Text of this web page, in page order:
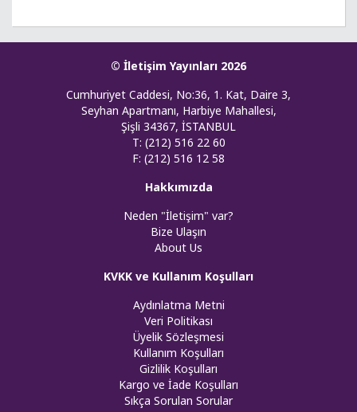
© İletişim Yayınları 2026
Cumhuriyet Caddesi, No:36, 1. Kat, Daire 3,
Seyhan Apartmanı, Harbiye Mahallesi,
Şişli 34367, İSTANBUL
T: (212) 516 22 60
F: (212) 516 12 58
Hakkımızda
Neden "İletişim" var?
Bize Ulaşın
About Us
KVKK ve Kullanım Koşulları
Aydınlatma Metni
Veri Politikası
Üyelik Sözleşmesi
Kullanım Koşulları
Gizlilik Koşulları
Kargo ve İade Koşulları
Sıkça Sorulan Sorular